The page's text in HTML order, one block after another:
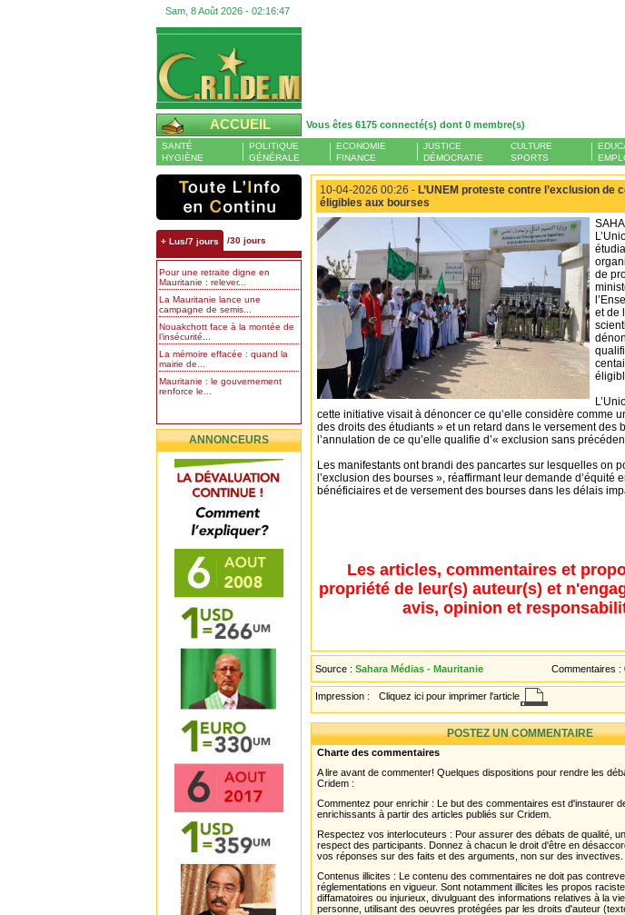
Sam, 8 Août 2026 - 02:16:47
ACCUEIL Vous êtes 6175 connecté(s) dont 0 membre(s)
SANTÉ
HYGIÈNE
POLITIQUE
GÉNÉRALE
ECONOMIE
FINANCE
JUSTICE
DÉMOCRATIE
CULTURE
SPORTS
+ Lus/7 jours /30 jours
Pour une retraite digne en
Mauritanie : relever...
La Mauritanie lance une
campagne de semis...
Nouakchott face à la montée de
l’insécurité...
La mémoire effacée : quand la
mairie de...
Mauritanie : le gouvernement
renforce le...
ANNONCEURS
10-04-2026 00:26 - L’UNEM proteste contre l’exclusion de
éligibles aux bourses
de
et de
cette initiative visait à dénoncer ce qu’elle considère comme
des droits des étudiants » et un retard dans le versement des
l’annulation de ce qu’elle qualifie d’« exclusion sans
Les manifestants ont brandi des pancartes sur lesquelles on
l’exclusion des bourses », réaffirmant leur demande d’équité
bénéficiaires et de versement des bourses dans les délais
Les articles, commentaires et
propriété de leur(s) auteur(s) et
avis, opinion et
Source : Sahara Médias - Mauritanie Commentaires :
Impression : Cliquez ici pour imprimer l'article
POSTEZ UN COMMENTAIRE
Charte des commentaires
A lire avant de commenter! Quelques dispositions pour rendre les
Cridem :
Commentez pour enrichir : Le but des commentaires est d'instaurer
enrichissants à partir des articles publiés sur Cridem.
Respectez vos interlocuteurs : Pour assurer des débats de qualité,
respect des participants. Donnez à chacun le droit d'être en
vos réponses sur des faits et des arguments, non sur des invectives.
Contenus illicites : Le contenu des commentaires ne doit pas
réglementations en vigueur. Sont notamment illicites les propos
diffamatoires ou injurieux, divulguant des informations relatives à la
personne, utilisant des oeuvres protégées par les droits d'auteur